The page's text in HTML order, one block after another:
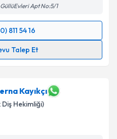
Apt No:5/1
811 54 16
Talep Et
e-posta ile
Kayıkçı
Hekimliği)